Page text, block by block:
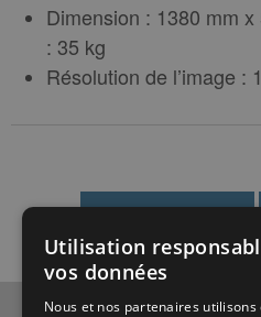
Dimension : 1380 mm
: 35 kg
Résolution de l’image :
Utilisation
vos données
Nous et nos partenaires utilisons